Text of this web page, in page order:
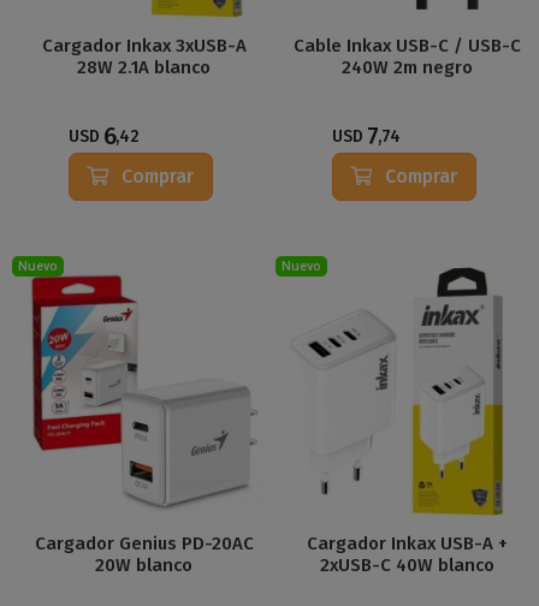
Cargador Inkax 3xUSB-A
28W 2.1A blanco
USD 6,42
Comprar
Cable Inkax USB-C / USB-C
240W 2m negro
USD 7,74
Comprar
Nuevo
Cargador Genius PD-20AC
20W blanco
Nuevo
Cargador Inkax USB-A +
2xUSB-C 40W blanco